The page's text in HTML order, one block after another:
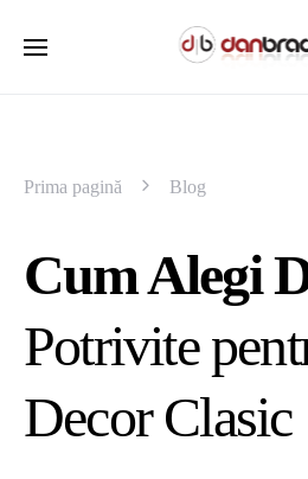
Prima pagină Blog
Cum Alegi
Potrivite
Decor Clasic